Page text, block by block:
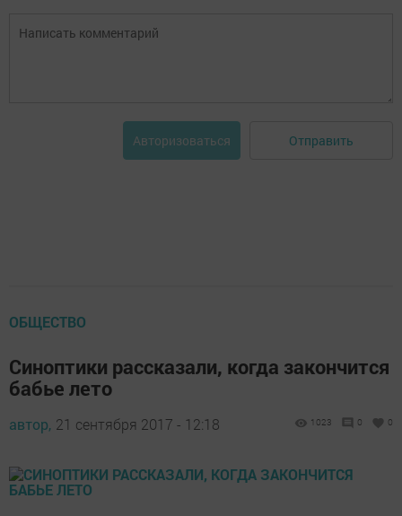
Авторизоваться Отправить
ОБЩЕСТВО
Синоптики рассказали, когда закончится
бабье лето
автор, 21 сентября 2017 - 12:18 1023 0 0